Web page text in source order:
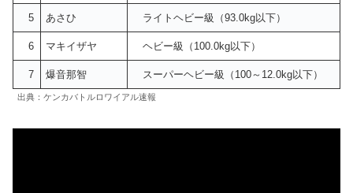
5 あさひ ライトヘビー級（93.0kg以下）
6 マキイザヤ ヘビー級（100.0kg以下）
7 爆音那智 スーパーヘビー級（100～12.0kg以下）
出典：ケンカバトルロワイアル速報